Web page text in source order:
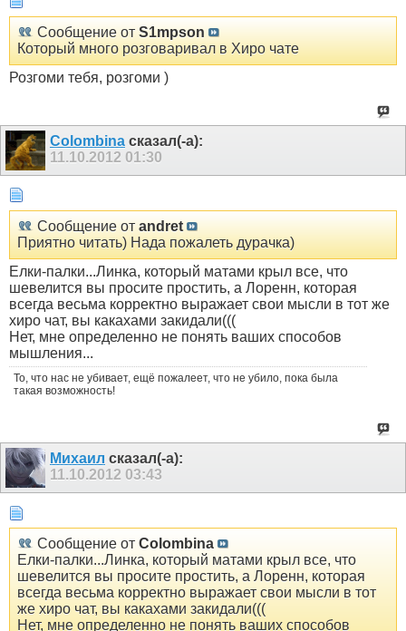
Сообщение от S1mpson
Который много розговаривал в Хиро чате
Розгоми тебя, розгоми )
Colombina сказал(-а):
11.10.2012 01:30
Сообщение от andret
Приятно читать) Нада пожалеть дурачка)
Елки-палки...Линка, который матами крыл все, что
шевелится вы просите простить, а Лоренн, которая
всегда весьма корректно выражает свои мысли в тот же
хиро чат, вы какахами закидали(((
Нет, мне определенно не понять ваших способов
мышления...
То, что нас не убивает, ещё пожалеет, что не убило, пока была
такая возможность!
Михаил сказал(-а):
11.10.2012 03:43
Сообщение от Colombina
Елки-палки...Линка, который матами крыл все, что
шевелится вы просите простить, а Лоренн, которая
всегда весьма корректно выражает свои мысли в тот
же хиро чат, вы какахами закидали(((
Нет, мне определенно не понять ваших способов